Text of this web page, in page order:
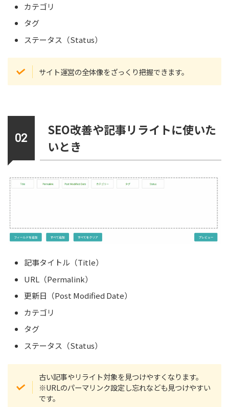
カテゴリ
タグ
ステータス（Status）
サイト運営の全体像をざっくり把握できます。
SEO改善や記事リライトに使いた
いとき
記事タイトル（Title）
URL（Permalink）
更新日（Post Modified Date）
カテゴリ
タグ
ステータス（Status）
古い記事やリライト対象を見つけやすくなります。
※URLのパーマリンク設定し忘れなども見つけやすい
です。